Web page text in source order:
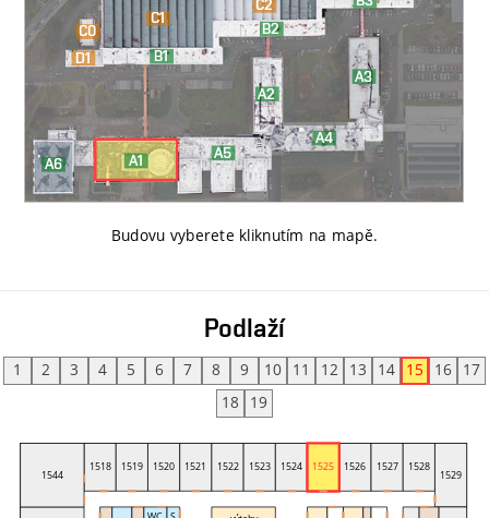
Budovu vyberete kliknutím na mapě.
Podlaží
1 2 3 4 5 6 7 8 9 10 11 12 13 14 15 16
17
18
19